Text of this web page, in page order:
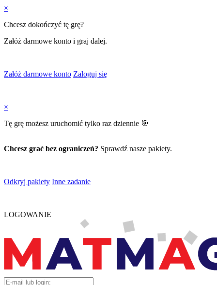
×
Chcesz dokończyć tę grę?
Załóż darmowe konto i graj dalej.
Załóż darmowe konto Zaloguj się
×
Tę grę możesz uruchomić tylko raz dziennie 🎯
Chcesz grać bez ograniczeń? Sprawdź nasze pakiety.
Odkryj pakiety Inne zadanie
LOGOWANIE